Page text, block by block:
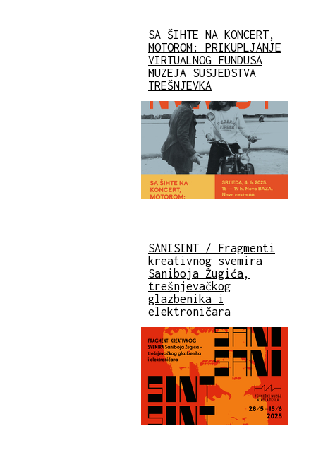
SA ŠIHTE NA KONCERT,
MOTOROM: PRIKUPLJANJE
VIRTUALNOG FUNDUSA
MUZEJA SUSJEDSTVA
TREŠNJEVKA
SANISINT / Fragmenti
kreativnog svemira
Saniboja Žugića,
trešnjevačkog
glazbenika i
elektroničara